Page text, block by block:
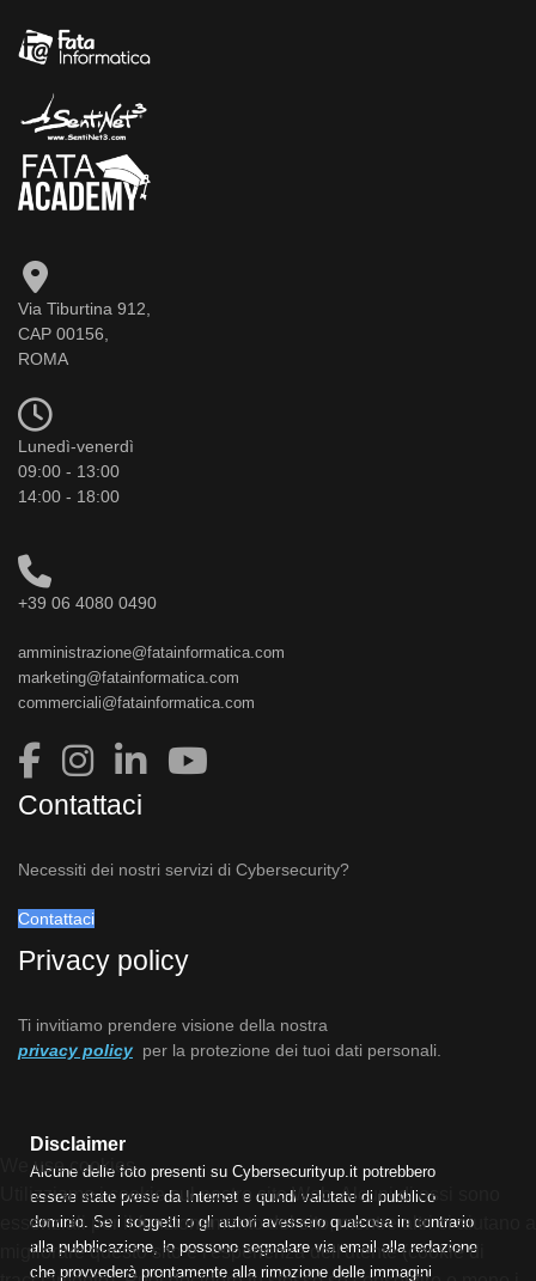
Via Tiburtina 912,
CAP 00156,
ROMA
Lunedì-venerdì
09:00 - 13:00
14:00 - 18:00
+39 06 4080 0490
amministrazione@fatainformatica.com
marketing@fatainformatica.com
commerciali@fatainformatica.com
Contattaci
Necessiti dei nostri servizi di Cybersecurity?
Contattaci
Privacy policy
Ti invitiamo prendere visione della nostra
privacy policy per la protezione dei tuoi dati personali.
Disclaimer
Alcune delle foto presenti su Cybersecurityup.it potrebbero
essere state prese da Internet e quindi valutate di pubblico
dominio. Se i soggetti o gli autori avessero qualcosa in contrario
alla pubblicazione, lo possono segnalare via email alla redazione
che provvederà prontamente alla rimozione delle immagini
We use cookies
Utilizziamo i cookie sul nostro sito Web. Alcuni di essi sono
essenziali per il funzionamento del sito, mentre altri ci aiutano a
migliorare questo sito e l'esperienza dell'utente (cookie di